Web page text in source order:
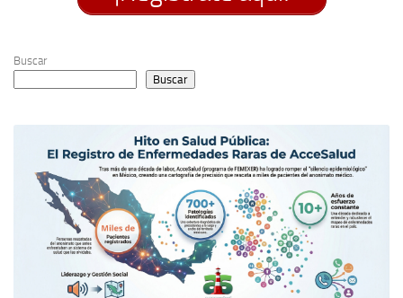
Buscar
Buscar